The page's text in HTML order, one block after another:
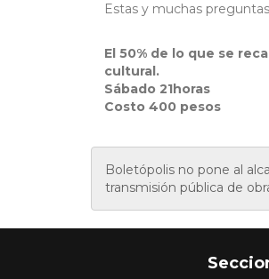
Estas y muchas
El 50% de lo que se
cultural.
Sábado 21horas
Costo 400 pesos
Boletópolis no pone al
transmisión pública de